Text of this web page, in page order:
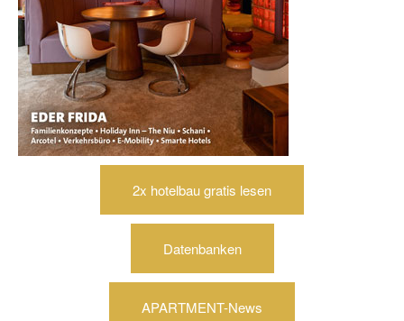
2x hotelbau gratis lesen
Datenbanken
APARTMENT-News